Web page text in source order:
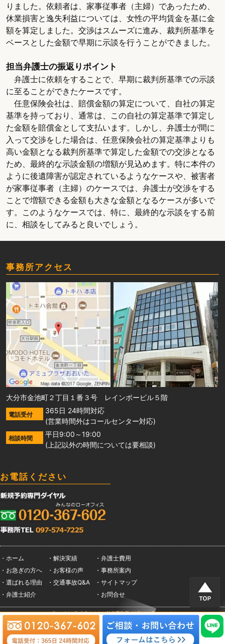
りました。依頼者は、家事従事者（主婦）であったため、
休業損害と逸失利益については、女性の平均賃金を基に金
額を算定しました。交渉はスムーズに進み、裁判所基準を
ベースとした金額で早期に示談を行うことができました。
担当弁護士の振返りポイント
弁護士に依頼をすることで、早期に裁判所基準での示談
に至ることができたケースです。
任意保険会社は、賠償金額の算定について、自社の算定
基準を持っており、通常は、この自社の算定基準で算定し
た金額を賠償金として支払います。しかし、弁護士が間に
入って交渉をした場合は、任意保険会社の算定基準よりも
高い金額となる裁判所基準で算定した金額での交渉となる
ため、最終的な示談金額の増額が見込めます。特に本件の
ように後遺障害が認定されているようなケースや、被害者
が家事従事者（主婦）のケースでは、弁護士が交渉をする
ことで増額できる金額も大きな金額となるケースが多いで
す。このようなケースでは、特に、最終的な示談をする前
に、相談をしてみると良いでしょう。
事務所アクセス
大分市金池町２丁目１番３号 レインボービル５階
電話受付
365日 24時間対応
(営業時間外はコールセンター対応)
相談時間
平日9:00～19:00
(上記以外の時間については要相談)
お電話ください
・ホーム
・お急ぎの方へ
・選ばれる理由
・弁護士紹介
・解決実績
・お客様の声
・交通事故Q&A
・弁護士費用
・事務所案内
・サイトマップ
・お問合せ
Copyright © 大分みんなの法律事務所 All Rights Reserved.